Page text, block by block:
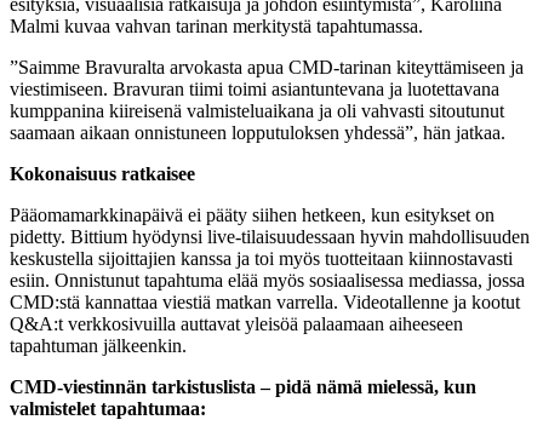
Malmi kuvaa vahvan tarinan merkitystä tapahtumassa.
”Saimme Bravuralta arvokasta apua CMD-tarinan kiteyttämiseen ja
viestimiseen. Bravuran tiimi toimi asiantuntevana ja luotettavana
kumppanina kiireisenä valmisteluaikana ja oli vahvasti sitoutunut
saamaan aikaan onnistuneen lopputuloksen yhdessä”, hän jatkaa.
Kokonaisuus ratkaisee
Pääomamarkkinapäivä ei pääty siihen hetkeen, kun esitykset on
pidetty. Bittium hyödynsi live-tilaisuudessaan hyvin mahdollisuuden
keskustella sijoittajien kanssa ja toi myös tuotteitaan kiinnostavasti
esiin. Onnistunut tapahtuma elää myös sosiaalisessa mediassa, jossa
CMD:stä kannattaa viestiä matkan varrella. Videotallenne ja kootut
Q&A:t verkkosivuilla auttavat yleisöä palaamaan aiheeseen
tapahtuman jälkeenkin.
CMD-viestinnän tarkistuslista – pidä nämä mielessä, kun
valmistelet tapahtumaa: